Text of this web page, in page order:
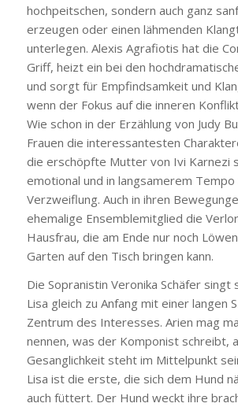
hochpeitschen, sondern auch ganz
erzeugen oder einen lähmenden
unterlegen. Alexis Agrafiotis hat die
Griff, heizt ein bei den
und sorgt für Empfindsamkeit und
wenn der Fokus auf die inneren
Wie schon in der Erzählung von Judy
Frauen die interessantesten
die erschöpfte Mutter von Ivi Karnezi
emotional und in langsamerem
Verzweiflung. Auch in ihren
ehemalige Ensemblemitglied die
Hausfrau, die am Ende nur noch
Garten auf den Tisch bringen kann.
Die Sopranistin Veronika Schäfer singt
Lisa gleich zu Anfang mit einer langen
Zentrum des Interesses. Arien mag
nennen, was der Komponist schreibt,
Gesanglichkeit steht im Mittelpunkt
Lisa ist die erste, die sich dem Hund
auch füttert. Der Hund weckt ihre